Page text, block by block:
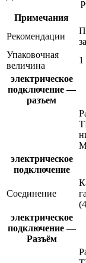
Примечания
Рекомендации
Упаковочная
величина
1
электрическое
подключение —
разъем
электрическое
подключение
Соединение
электрическое
подключение —
Разъём